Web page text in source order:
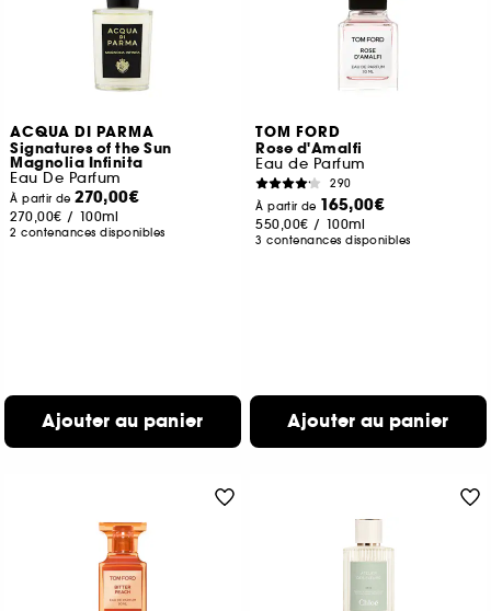
ACQUA DI PARMA
Signatures of the Sun
Magnolia Infinita
Eau De Parfum
À partir de270,00€
270,00€ / 100ml
2 contenances disponibles
Ajouter au panier
TOM FORD
Rose d'Amalfi
Eau de Parfum
290
À partir de 165,00€
550,00€ / 100ml
3 contenances disponibles
Ajouter au panier